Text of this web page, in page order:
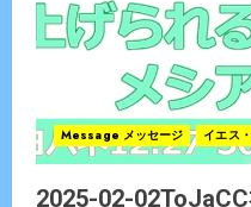
Message メッセージ イエス
2025-02-